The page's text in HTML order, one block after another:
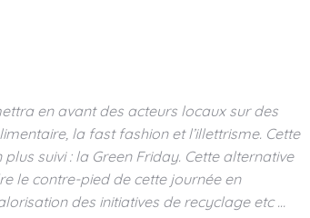
en avant des acteurs locaux sur des
la fast fashion et l’illettrisme. Cette
suivi : la Green Friday. Cette alternative
le contre-pied de cette journée en
des initiatives de recyclage etc …